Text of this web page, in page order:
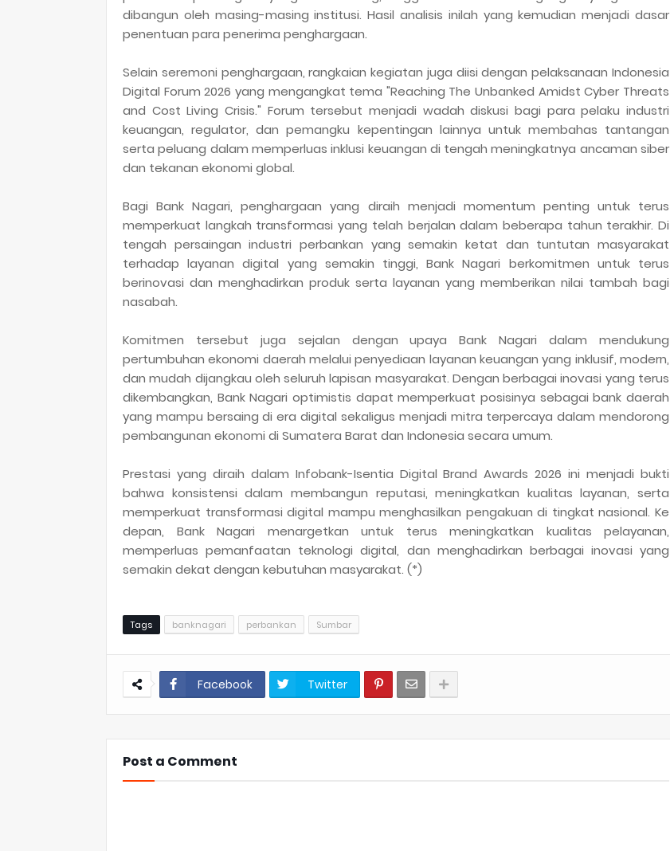
dibangun oleh masing-masing institusi. Hasil analisis inilah yang kemudian menjadi dasar
penentuan para penerima penghargaan.
Selain seremoni penghargaan, rangkaian kegiatan juga diisi dengan pelaksanaan Indonesia
Digital Forum 2026 yang mengangkat tema "Reaching The Unbanked Amidst Cyber Threats
and Cost Living Crisis." Forum tersebut menjadi wadah diskusi bagi para pelaku industri
keuangan, regulator, dan pemangku kepentingan lainnya untuk membahas tantangan
serta peluang dalam memperluas inklusi keuangan di tengah meningkatnya ancaman siber
dan tekanan ekonomi global.
Bagi Bank Nagari, penghargaan yang diraih menjadi momentum penting untuk terus
memperkuat langkah transformasi yang telah berjalan dalam beberapa tahun terakhir. Di
tengah persaingan industri perbankan yang semakin ketat dan tuntutan masyarakat
terhadap layanan digital yang semakin tinggi, Bank Nagari berkomitmen untuk terus
berinovasi dan menghadirkan produk serta layanan yang memberikan nilai tambah bagi
nasabah.
Komitmen tersebut juga sejalan dengan upaya Bank Nagari dalam mendukung
pertumbuhan ekonomi daerah melalui penyediaan layanan keuangan yang inklusif, modern,
dan mudah dijangkau oleh seluruh lapisan masyarakat. Dengan berbagai inovasi yang terus
dikembangkan, Bank Nagari optimistis dapat memperkuat posisinya sebagai bank daerah
yang mampu bersaing di era digital sekaligus menjadi mitra terpercaya dalam mendorong
pembangunan ekonomi di Sumatera Barat dan Indonesia secara umum.
Prestasi yang diraih dalam Infobank-Isentia Digital Brand Awards 2026 ini menjadi bukti
bahwa konsistensi dalam membangun reputasi, meningkatkan kualitas layanan, serta
memperkuat transformasi digital mampu menghasilkan pengakuan di tingkat nasional. Ke
depan, Bank Nagari menargetkan untuk terus meningkatkan kualitas pelayanan,
memperluas pemanfaatan teknologi digital, dan menghadirkan berbagai inovasi yang
semakin dekat dengan kebutuhan masyarakat. (*)
Tags banknagari perbankan Sumbar
Facebook Twitter
Post a Comment